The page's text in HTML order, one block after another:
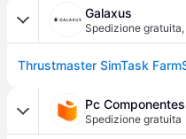
Galaxus
Spedizione gratuita,
Pc Componentes
Spedizione gratuita